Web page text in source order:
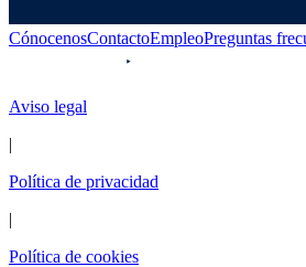
CónocenosContactoEmpleoPreguntas
Aviso legal
|
Política de privacidad
|
Política de cookies